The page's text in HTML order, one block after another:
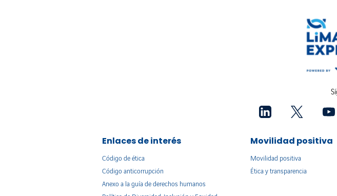
Enlaces de interés
Código de ética
Código anticorrupción
Anexo a la guía de derechos humanos
Movilidad positiva
Movilidad positiva
Ética y transparencia